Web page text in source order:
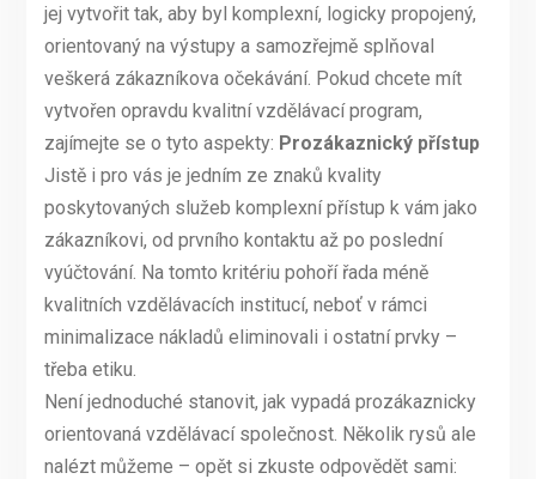
jej vytvořit tak, aby byl komplexní, logicky propojený,
orientovaný na výstupy a samozřejmě splňoval
veškerá zákazníkova očekávání. Pokud chcete mít
vytvořen opravdu kvalitní vzdělávací program,
zajímejte se o tyto aspekty: Prozákaznický přístup
Jistě i pro vás je jedním ze znaků kvality
poskytovaných služeb komplexní přístup k vám jako
zákazníkovi, od prvního kontaktu až po poslední
vyúčtování. Na tomto kritériu pohoří řada méně
kvalitních vzdělávacích institucí, neboť v rámci
minimalizace nákladů eliminovali i ostatní prvky –
třeba etiku.
Není jednoduché stanovit, jak vypadá prozákaznicky
orientovaná vzdělávací společnost. Několik rysů ale
nalézt můžeme – opět si zkuste odpovědět sami: